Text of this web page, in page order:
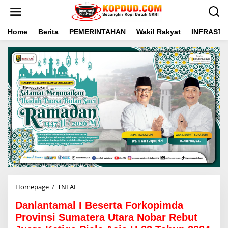
t
Home Berita PEMERINTAHAN Wakil Rakyat
Homepage / TNI AL
l
a
Danlantamal I Beserta Forkopimda
Provinsi Sumatera Utara Nobar Rebut